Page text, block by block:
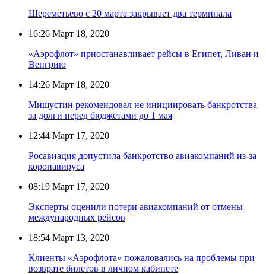
Шереметьево с 20 марта закрывает два терминала
16:26 Март 18, 2020
«Аэрофлот» приостанавливает рейсы в Египет, Ливан и
Венгрию
14:26 Март 18, 2020
Мишустин рекомендовал не инициировать банкротства
за долги перед бюджетами до 1 мая
12:44 Март 17, 2020
Росавиация допустила банкротство авиакомпаний из-за
коронавируса
08:19 Март 17, 2020
Эксперты оценили потери авиакомпаний от отмены
международных рейсов
18:54 Март 13, 2020
Клиенты «Аэрофлота» пожаловались на проблемы при
возврате билетов в личном кабинете